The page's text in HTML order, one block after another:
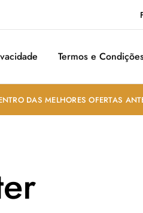
Termos e
DAS MELHORES OFERTAS